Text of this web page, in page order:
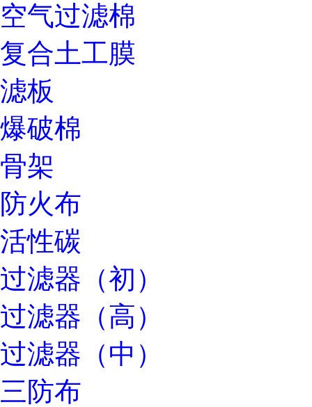
空气过滤棉
复合土工膜
滤板
爆破棉
骨架
防火布
活性碳
过滤器（初）
过滤器（高）
过滤器（中）
三防布